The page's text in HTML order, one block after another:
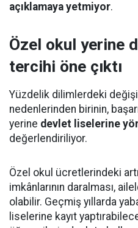
açıklamaya yetmiyor.
Özel okul yerine
tercihi öne çıktı
Yüzdelik dilimlerdeki
nedenlerinden birinin,
yerine devlet liselerine
değerlendiriliyor.
Özel okul ücretlerindeki
imkânlarının daralması,
olabilir. Geçmiş yıllarda
liselerine kayıt